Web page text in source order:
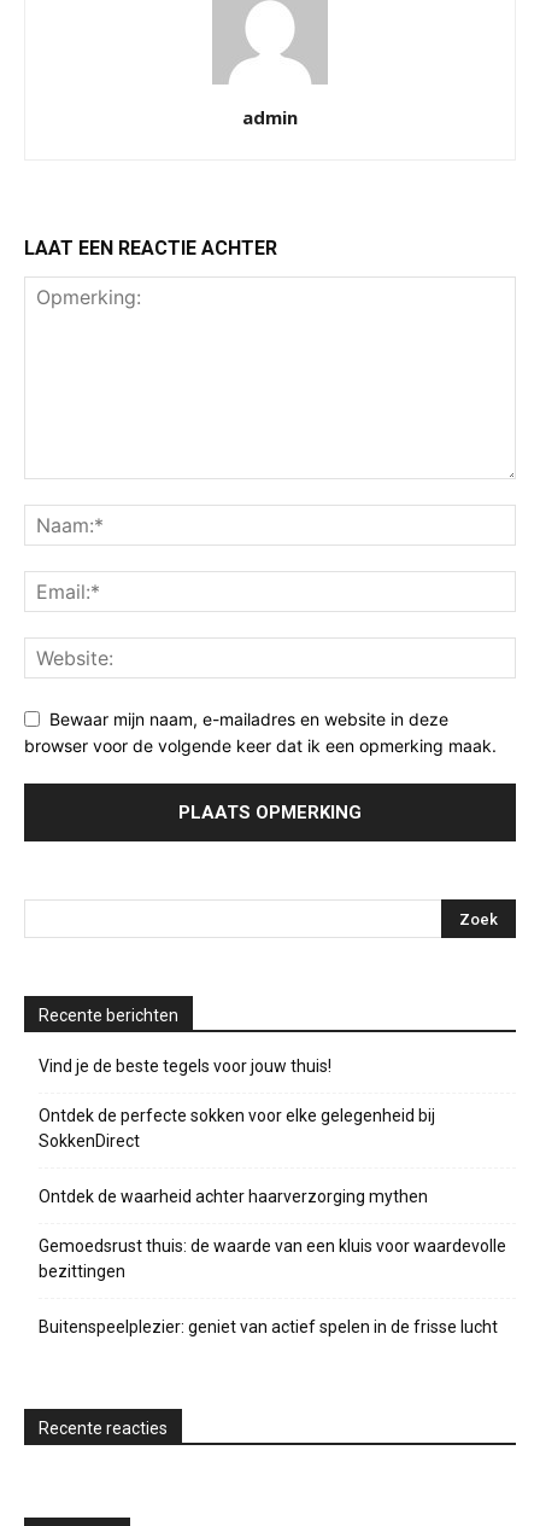
admin
LAAT EEN REACTIE ACHTER
Bewaar mijn naam, e-mailadres en website in deze
browser voor de volgende keer dat ik een opmerking maak.
Recente berichten
Vind je de beste tegels voor jouw thuis!
Ontdek de perfecte sokken voor elke gelegenheid bij
SokkenDirect
Ontdek de waarheid achter haarverzorging mythen
Gemoedsrust thuis: de waarde van een kluis voor waardevolle
bezittingen
Buitenspeelplezier: geniet van actief spelen in de frisse lucht
Recente reacties